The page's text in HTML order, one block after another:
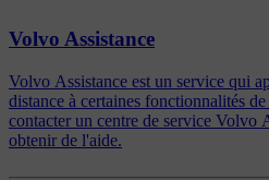
Volvo Assistance
Volvo Assistance est un service qui
distance à certaines fonctionnalités
contacter un centre de service Volvo
obtenir de l'aide.